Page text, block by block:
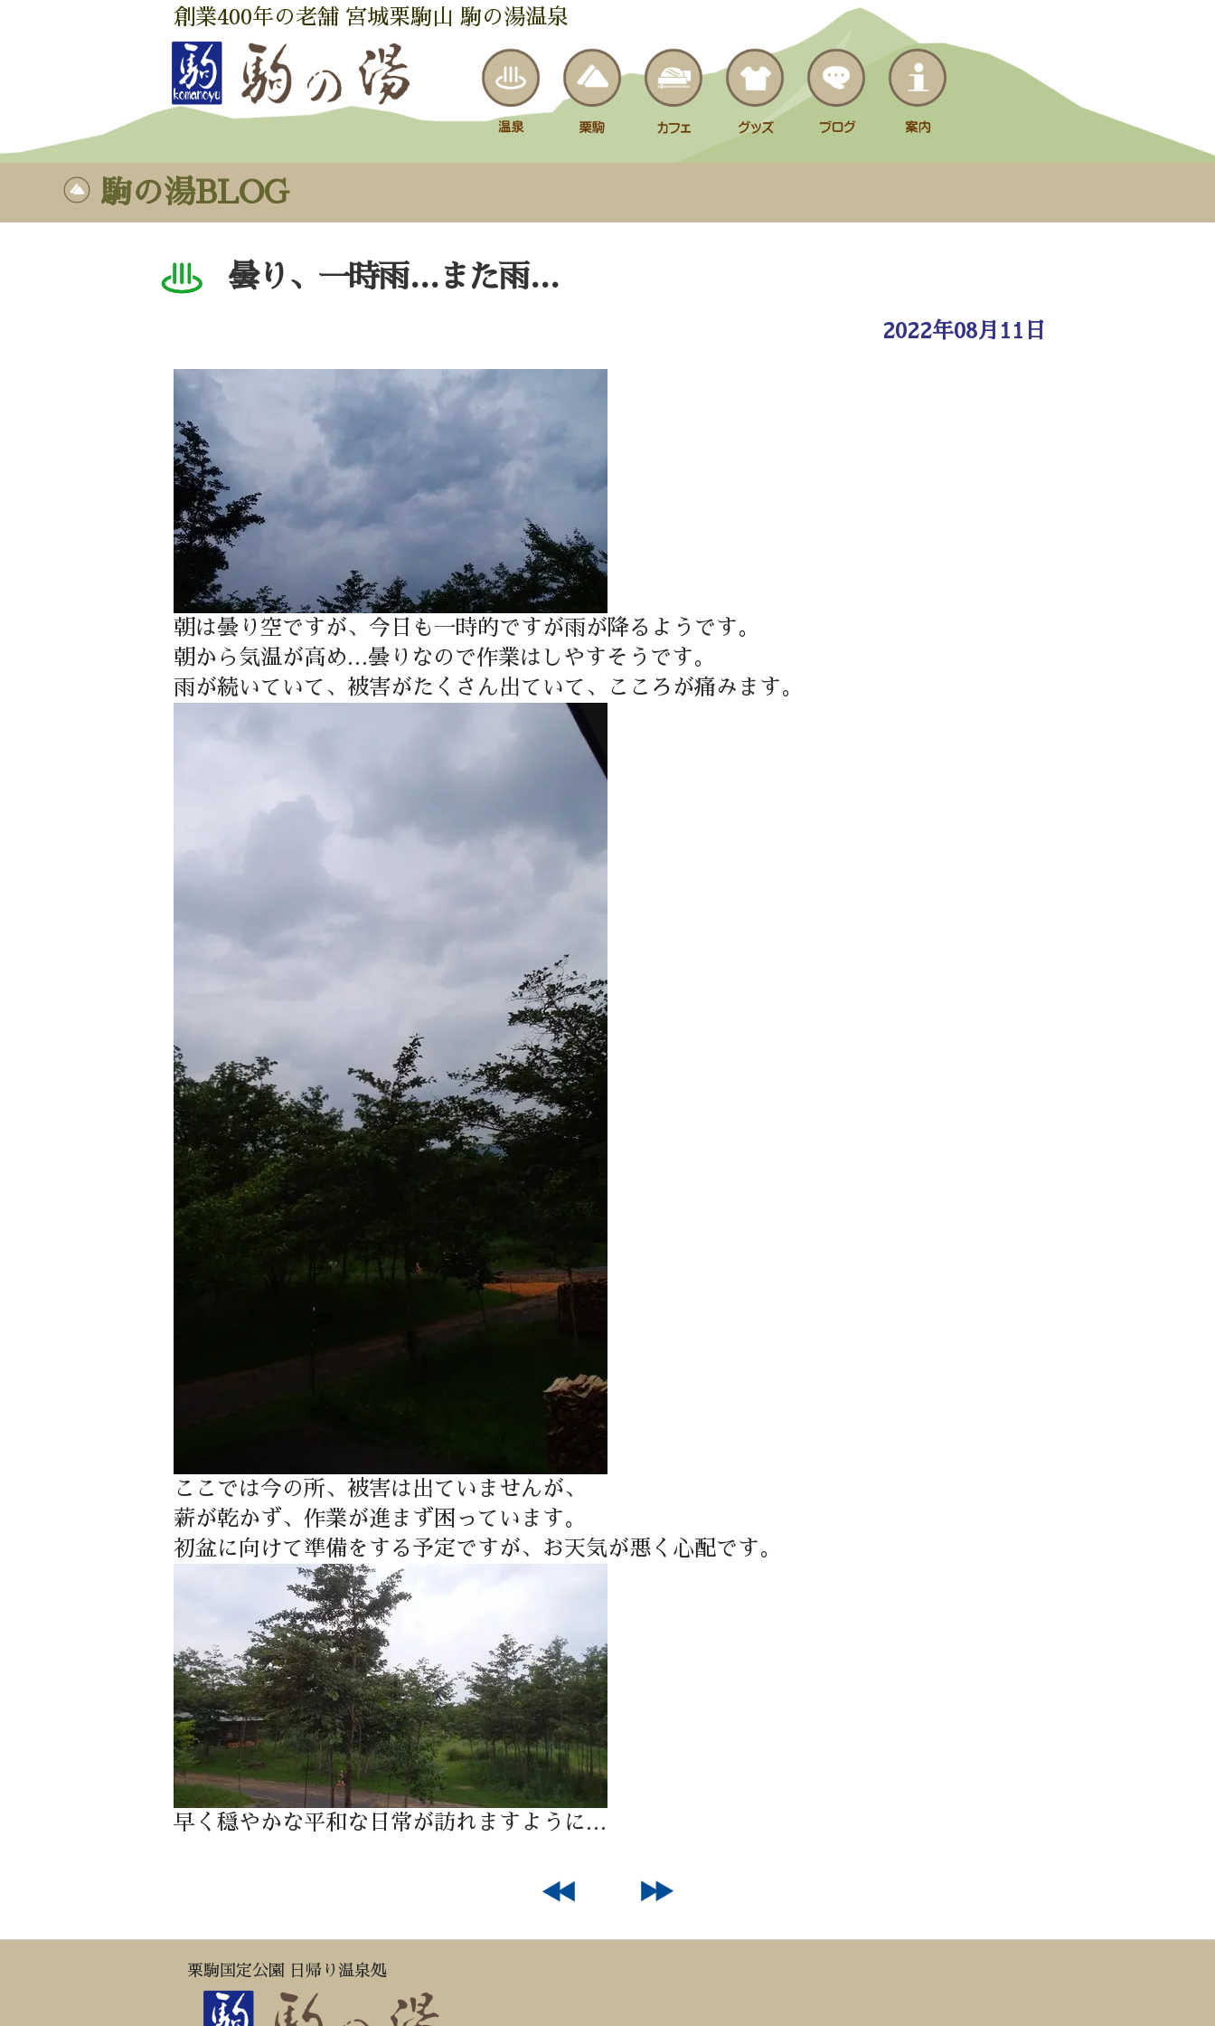
創業400年の老舗 宮城栗駒山 駒の湯温泉
駒の湯BLOG
曇り、一時雨…また雨…
2022年08月11日
朝は曇り空ですが、今日も一時的ですが雨が降るようです。
朝から気温が高め…曇りなので作業はしやすそうです。
雨が続いていて、被害がたくさん出ていて、こころが痛みます。
ここでは今の所、被害は出ていませんが、
薪が乾かず、作業が進まず困っています。
初盆に向けて準備をする予定ですが、お天気が悪く心配です。
早く穏やかな平和な日常が訪れますように…
栗駒国定公園 日帰り温泉処